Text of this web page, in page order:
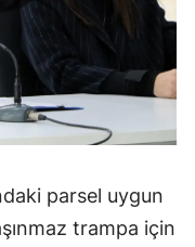
parsel uygun
trampa için